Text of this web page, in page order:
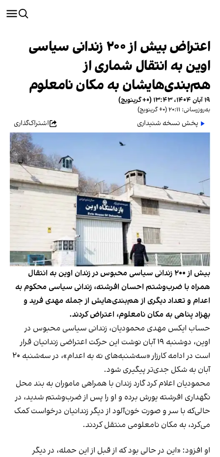
اعتراض بیش از ۲۰۰ زندانی سیاسی
اوین به انتقال شماری از
هم‌بندی‌هایشان به مکان نامعلوم
۱۹ آبان ۱۴۰۴، ۱۳:۴۳ (‎+۰ گرینویچ)
به‌روزرسانی: ۲۰:۱۱ (‎+۰ گرینویچ)
پخش نسخه شنیداری اشتراک‌گذاری
بیش از ۲۰۰ زندانی سیاسی محبوس در زندان اوین به انتقال
همراه با ضرب‌وشتم احسان افرشته، زندانی سیاسی محکوم به
اعدام و تعداد دیگری از هم‌بندی‌هایش از جمله مهدی فرید و
بهزاد پناهی به مکان نامعلوم، اعتراض کردند.
حساب ایکس مهدی محمودیان، زندانی سیاسی محبوس در
اوین، دوشنبه ۱۹ آبان نوشت این حرکت اعتراضی زندانیان قرار
است در ادامه کارزار «سه‌شنبه‌های نه به اعدام»، در سه‌شنبه ۲۰
آبان به شکل جدی‌تر پیگیری شود.
محمودیان اعلام کرد گارد زندان با همراهی ماموران به بند محل
نگهداری افرشته یورش برده و او را پس از ضرب‌وشتم شدید، در
حالی‌که با سر و صورت خون‌آلود از دیگر زندانیان درخواست کمک
می‌کرد، به مکان نامعلومی منتقل کردند.
او افزود: «این در حالی بود که از قبل از این حمله، در دیگر